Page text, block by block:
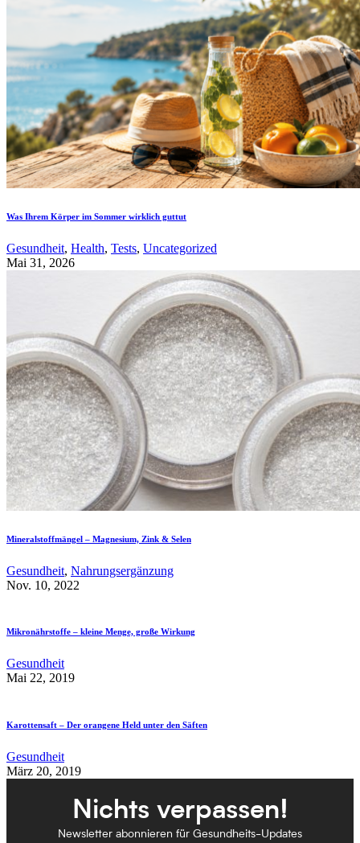
Was Ihrem Körper im Sommer wirklich guttut
Gesundheit, Health, Tests, Uncategorized
Mai 31, 2026
Mineralstoffmängel – Magnesium, Zink & Selen
Gesundheit, Nahrungsergänzung
Nov. 10, 2022
Mikronährstoffe – kleine Menge, große Wirkung
Gesundheit
Mai 22, 2019
Karottensaft – Der orangene Held unter den Säften
Gesundheit
März 20, 2019
Nichts verpassen!
Newsletter abonnieren für Gesundheits-Updates